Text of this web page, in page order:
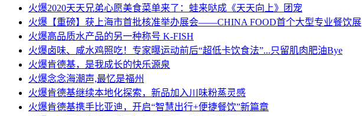
火爆2020天天兄弟心愿美食菜单来了：蛙来哒成《天天向上》团宠
火爆 【重磅】获上海市首批核准举办展会——CHINA FOOD首个大型专业餐饮展
火爆高品质水产品的另一种称号 K-FISH
火爆卤味、咸水鸡照吃！专家曝运动前后“超低卡饮食法”...只留肌肉肥油Bye
火爆肯德基，是我成长的快乐源泉
火爆念念海潮声,最忆是福州
火爆肯德基继续本地化探索，新品加入川味粉蒸灵感
火爆肯德基携手比亚迪，开启“智慧出行+便捷餐饮”新篇章